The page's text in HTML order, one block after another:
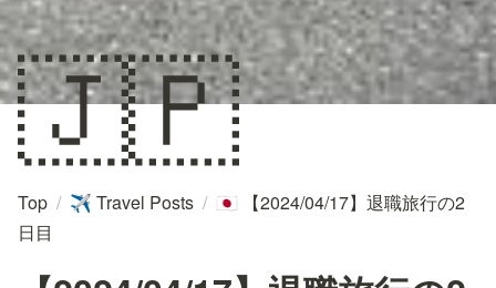
🇯🇵
Top / ✈️ Travel Posts / 🇯🇵
【2024/04/17】退職旅行の2
日目